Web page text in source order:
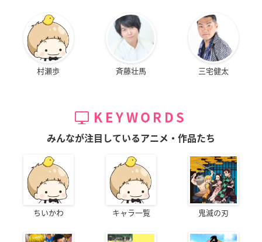
村瀬歩 斉藤壮馬 三宅健太
KEYWORDS
みんなが注目しているアニメ・作品たち
ちいかわ キャラ一覧 鬼滅の刃